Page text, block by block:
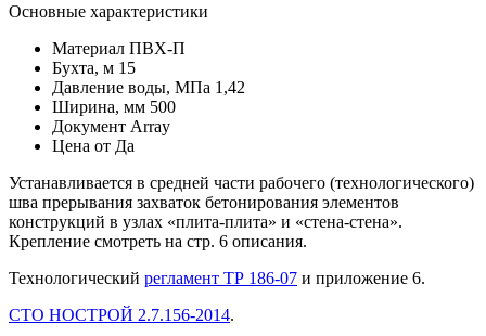
Основные характеристики
Материал ПВХ-П
Бухта, м 15
Давление воды, МПа 1,42
Ширина, мм 500
Документ Array
Цена от Да
Устанавливается в средней части рабочего (технологического)
шва прерывания захваток бетонирования элементов
конструкций в узлах «плита-плита» и «стена-стена».
Крепление смотреть на стр. 6 описания.
Технологический регламент ТР 186-07 и приложение 6.
СТО НОСТРОЙ 2.7.156-2014.